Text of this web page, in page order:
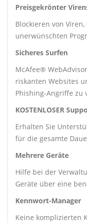
Preisgekrönter
Blockieren von
unerwünschten
Sicheres Surfen
McAfee®
riskanten Websites
Phishing-Angriffe zu
KOSTENLOSER
Erhalten Sie
für die gesamte
Mehrere Geräte
Hilfe bei der
Geräte über eine
Kennwort-Manager
Keine komplizierten